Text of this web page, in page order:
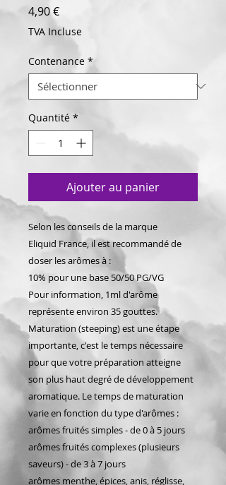
4,90 €Prix
TVA Incluse
Contenance *
Quantité *
Ajouter au panier
Selon les conseils de la marque
Eliquid France, il est recommandé de
doser les arômes à :
10% pour une base 50/50 PG/VG
Pour information, 1ml d'arôme
représente environ 35 gouttes.
Maturation (steeping) est une étape
importante, c'est le temps nécessaire
pour que votre préparation atteigne
son plus haut degré de développement
aromatique. Le temps de maturation
varie en fonction du type d'arômes :
arômes fruités simples - de 0 à 5 jours
arômes fruités complexes (plusieurs
saveurs) - de 3 à 7 jours
arômes menthe, épices, anis, réglisse,